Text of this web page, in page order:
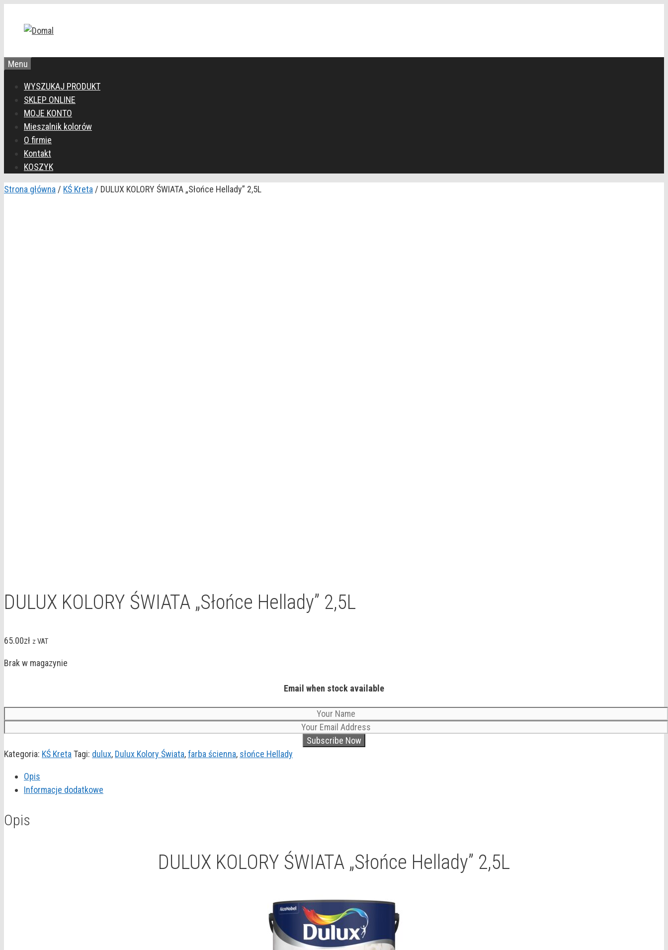
Menu
WYSZUKAJ PRODUKT
SKLEP ONLINE
MOJE KONTO
Mieszalnik kolorów
O firmie
Kontakt
KOSZYK
Strona główna / KŚ Kreta / DULUX KOLORY ŚWIATA „Słońce Hellady” 2,5L
DULUX KOLORY ŚWIATA „Słońce Hellady” 2,5L
65.00zł z VAT
Brak w magazynie
Email when stock available
Kategoria: KŚ KretaTagi: dulux, Dulux Kolory Świata,farba ścienna, słońce Hellady
Opis
Informacje dodatkowe
Opis
DULUX KOLORY ŚWIATA „Słońce Hellady” 2,5L